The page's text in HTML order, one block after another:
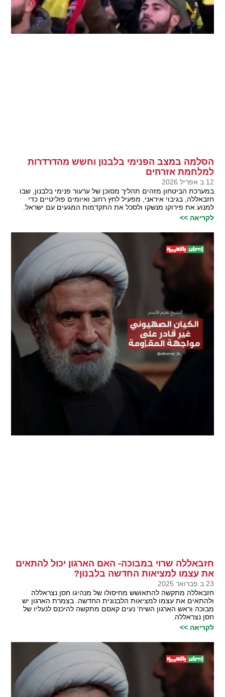
הסלמה במצב הפנימי בלבנון וחשש מהדרדרות
למלחמת אזרחים
12 ב אפריל 2026
במערכת הביטחון מזהים תהליך מסוכן של ערעור פנימי בלבנון, שבו
חזבאללה, בגיבוי איראני, מפעיל לחץ רחוב ואיומים פוליטיים כדי
למנוע את פירוקו מנשקו ולסכל את התקדמות המגעים עם ישראל.
לקריאה >>
חזבאללה שרוי במבוכה- האם הארגון יכול להתאים
את עצמו למציאות החדשה בלבנון?
23 ב פברואר 2025
חזבאללה מתקשה להתאושש מחיסולו של מנהיגו חסן נצראללה
ולהתאים את עצמו למציאות הלבנונית החדשה. בצמרת הארגון יש
מבוכה וראש הארגון השיח' נעים קאסם מתקשה להיכנס לנעליו של
חסן נצראללה.
לקריאה >>